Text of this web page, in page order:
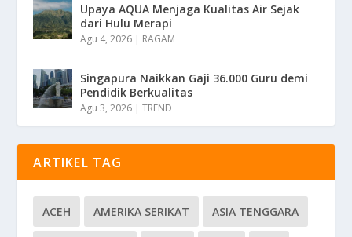
Upaya AQUA Menjaga Kualitas Air Sejak
dari Hulu Merapi
Agu 4, 2026 | RAGAM
Singapura Naikkan Gaji 36.000 Guru demi
Pendidik Berkualitas
Agu 3, 2026 |TREND
ARTIKEL TAG
ACEH AMERIKA SERIKAT ASIA TENGGARA